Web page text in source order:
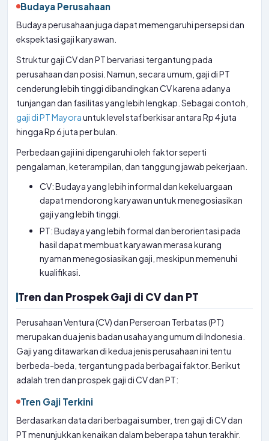
Budaya Perusahaan
Budaya perusahaan juga dapat memengaruhi persepsi dan
ekspektasi gaji karyawan.
Struktur gaji CV dan PT bervariasi tergantung pada
perusahaan dan posisi. Namun, secara umum, gaji di PT
cenderung lebih tinggi dibandingkan CV karena adanya
tunjangan dan fasilitas yang lebih lengkap. Sebagai contoh,
gaji di PT Mayorauntuk level staf berkisar antara Rp 4 juta
hingga Rp 6 juta per bulan.
Perbedaan gaji ini dipengaruhi oleh faktor seperti
pengalaman, keterampilan, dan tanggung jawab pekerjaan.
CV: Budaya yang lebih informal dan kekeluargaan
dapat mendorong karyawan untuk menegosiasikan
gaji yang lebih tinggi.
PT: Budaya yang lebih formal dan berorientasi pada
hasil dapat membuat karyawan merasa kurang
nyaman menegosiasikan gaji, meskipun memenuhi
kualifikasi.
Tren dan Prospek Gaji di CV dan PT
Perusahaan Ventura (CV) dan Perseroan Terbatas (PT)
merupakan dua jenis badan usaha yang umum di Indonesia.
Gaji yang ditawarkan di kedua jenis perusahaan ini tentu
berbeda-beda, tergantung pada berbagai faktor. Berikut
adalah tren dan prospek gaji di CV dan PT:
Tren Gaji Terkini
Berdasarkan data dari berbagai sumber, tren gaji di CV dan
PT menunjukkan kenaikan dalam beberapa tahun terakhir.